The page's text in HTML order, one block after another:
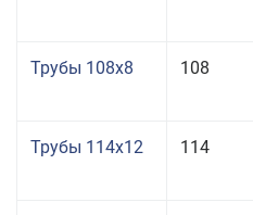
Трубы 108x8 108
Трубы 114x12 114